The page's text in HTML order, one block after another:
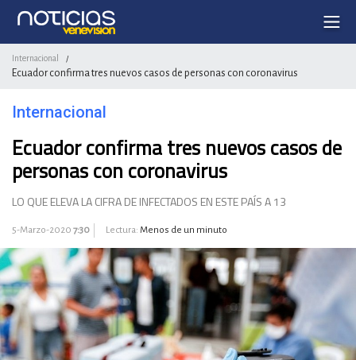
Internacional /
Ecuador confirma tres nuevos casos de personas con coronavirus
Internacional
Ecuador confirma tres nuevos casos de
personas con coronavirus
LO QUE ELEVA LA CIFRA DE INFECTADOS EN ESTE PAÍS A 13
5-Marzo-2020 7:30 Lectura: Menos de un minuto